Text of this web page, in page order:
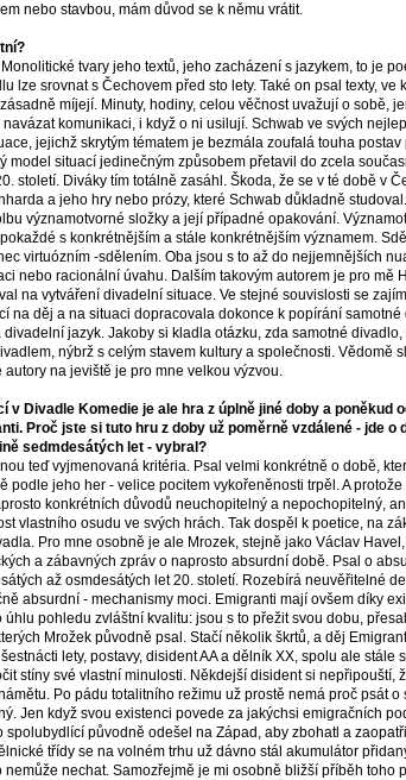
nebo stavbou, mám důvod se k němu vrátit.
tvary jeho textů, jeho zacházení s jazykem, to je
lze srovnat s Čechovem před sto lety. Také on psal texty, ve
míjejí. Minuty, hodiny, celou věčnost uvažují o sobě,
komunikaci, i když o ni usilují. Schwab ve svých
jejichž skrytým tématem je bezmála zoufalá touha
model situací jedinečným způsobem přetavil do zcela
století. Diváky tím totálně zasáhl. Škoda, že se v té době v
a jeho hry nebo prózy, které Schwab důkladně
významotvorné složky a její případné opakování.
s konkrétnějším a stále konkrétnějším významem.
virtuózním -sdělením. Oba jsou s to až do nejjemnějších
nebo racionální úvahu. Dalším takovým autorem je pro mě
na vytváření divadelní situace. Ve stejné souvislosti se
na děj a na situaci dopracovala dokonce k popírání samotné
jazyk. Jakoby si kladla otázku, zda samotné
nýbrž s celým stavem kultury a společnosti. Vědomě
autory na jeviště je pro mne velkou výzvou.
v Divadle Komedie je ale hra z úplně jiné doby a poněkud
Proč jste si tuto hru z doby už poměrně vzdálené - jde o
sedmdesátých let - vybral?
teď vyjmenovaná kritéria. Psal velmi konkrétně o době,
podle jeho her - velice pocitem vykořeněnosti trpěl. A
konkrétních důvodů neuchopitelný a nepochopitelný,
vlastního osudu ve svých hrách. Tak dospěl k poetice, na
Pro mne osobně je ale Mrozek, stejně jako Václav
a zábavných zpráv o naprosto absurdní době. Psal o
až osmdesátých let 20. století. Rozebírá neuvěřitelné
absurdní - mechanismy moci. Emigranti mají ovšem díky
pohledu zvláštní kvalitu: jsou s to přežit svou dobu,
Mrožek původně psal. Stačí několik škrtů, a děj
lety, postavy, disident AA a dělník XX, spolu ale stále
stíny své vlastní minulosti. Někdejší disident si nepřipouští,
Po pádu totalitního režimu už prostě nemá proč psát o
Jen když svou existenci povede za jakýchsi emigračních
spolubydlící původně odešel na Západ, aby zbohatl a
třídy se na volném trhu už dávno stál akumulátor
nechat. Samozřejmě je mi osobně bližší příběh toho